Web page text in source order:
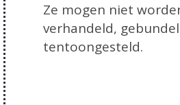
Ze mogen niet
verhandeld,
tentoongesteld.